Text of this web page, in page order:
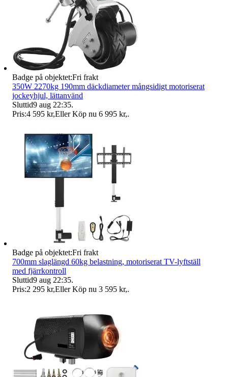
Badge på objektet:Fri frakt
350W 2270kg 190mm däckdiameter mångsidigt motoriserat
jockeyhjul, lättanvänd
Sluttid9 aug 22:35.
Pris:4 595 kr,Eller Köp nu 6 995 kr,.
Badge på objektet:Fri frakt
700mm slaglängd 60kg belastning, motoriserat TV-lyftställ
med fjärrkontroll
Sluttid9 aug 22:35.
Pris:2 295 kr,Eller Köp nu 3 595 kr,.